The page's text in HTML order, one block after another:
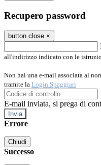
Recupero password
button close ×
all'indirizzo indicato con le
Non hai una e-mail associata al
tramite la Login Spaggiari
E-mail inviata, si prega di
Errore
Chiudi
Successo